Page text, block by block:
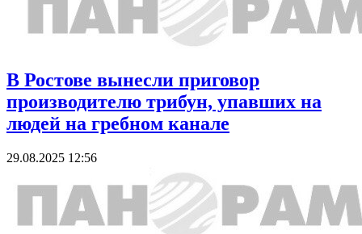
В Ростове вынесли приговор
производителю трибун, упавших на
людей на гребном канале
29.08.2025 12:56